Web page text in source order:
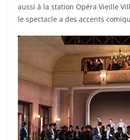
aussi à la station Opéra Vieille
le spectacle a des accents